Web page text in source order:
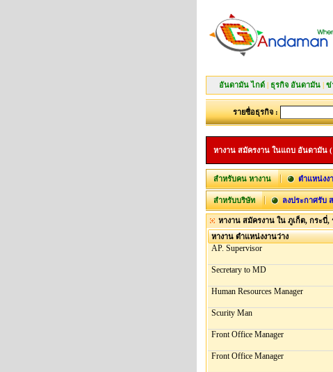
อันดามัน ไกด์ | ธุรกิจ อันดามัน | ข่
รายชื่อธุรกิจ :
หางาน สมัครงาน ในแถบ อันดามัน (
สำหรับคน หางาน ตำแหน่งง
สำหรับบริษัท ลงประกาศรับ
หางาน สมัครงาน ใน ภูเก็ต, กระบี่,
หางาน ตำแหน่งงานว่าง
AP. Supervisor
Secretary to MD
Human Resources Manager
Scurity Man
Front Office Manager
Front Office Manager